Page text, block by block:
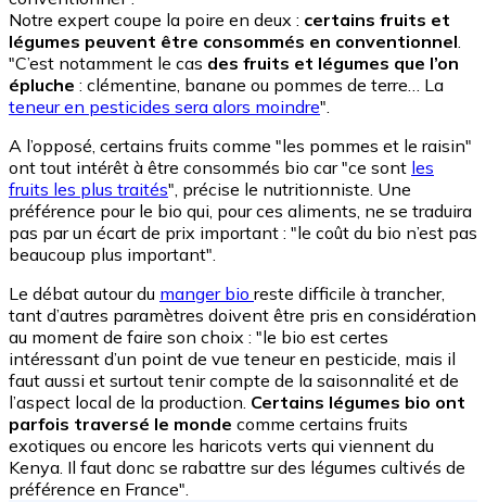
Notre expert coupe la poire en deux : certains fruits et
légumes peuvent être consommés en conventionnel.
"C’est notamment le cas des fruits et légumes que l’on
épluche : clémentine, banane ou pommes de terre… La
teneur en pesticides sera alors moindre".
A l’opposé, certains fruits comme "les pommes et le raisin"
ont tout intérêt à être consommés bio car "ce sont les
fruits les plus traités", précise le nutritionniste. Une
préférence pour le bio qui, pour ces aliments, ne se traduira
pas par un écart de prix important : "le coût du bio n’est pas
beaucoup plus important".
Le débat autour du manger bio reste difficile à trancher,
tant d’autres paramètres doivent être pris en considération
au moment de faire son choix : "le bio est certes
intéressant d’un point de vue teneur en pesticide, mais il
faut aussi et surtout tenir compte de la saisonnalité et de
l’aspect local de la production. Certains légumes bio ont
parfois traversé le monde comme certains fruits
exotiques ou encore les haricots verts qui viennent du
Kenya. Il faut donc se rabattre sur des légumes cultivés de
préférence en France".